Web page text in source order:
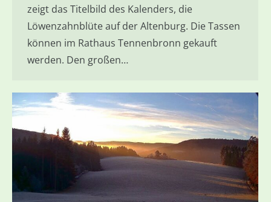
zeigt das Titelbild des Kalenders, die
Löwenzahnblüte auf der Altenburg. Die Tassen
können im Rathaus Tennenbronn gekauft
werden. Den großen…